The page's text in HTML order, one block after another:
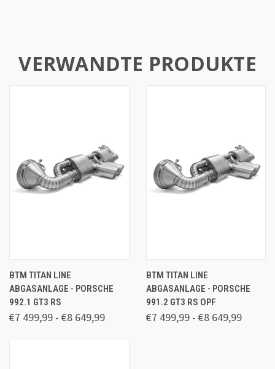
VERWANDTE PRODUKTE
BTM TITAN LINE
ABGASANLAGE - PORSCHE
992.1 GT3 RS
€7 499,99 - €8 649,99
BTM TITAN LINE
ABGASANLAGE - PORSCHE
991.2 GT3 RS OPF
€7 499,99 - €8 649,99